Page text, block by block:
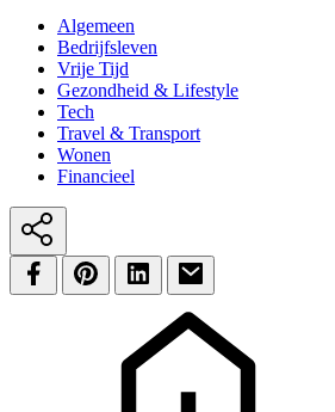
Algemeen
Bedrijfsleven
Vrije Tijd
Gezondheid & Lifestyle
Tech
Travel & Transport
Wonen
Financieel